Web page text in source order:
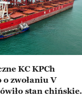
KC KPCh
o zwołaniu V
stan chińskiej